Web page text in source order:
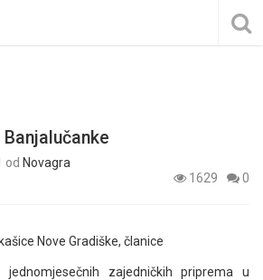
od Novagra
1629
0
Nove Gradiške, članice
jednomjesečnih zajedničkih priprema u